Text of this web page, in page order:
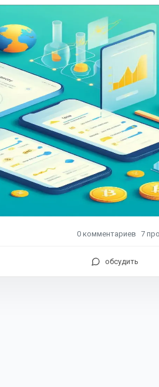
0 комментариев 7
обсудить